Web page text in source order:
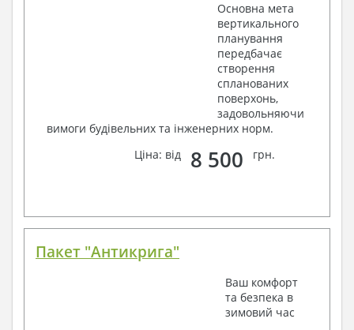
Основна мета
вертикального
планування
передбачає
створення
спланованих
поверхонь,
задовольняючи
вимоги будівельних та інженерних норм.
Ціна: від
8 500 грн.
Пакет "Антикрига"
Ваш комфорт
та безпека в
зимовий час